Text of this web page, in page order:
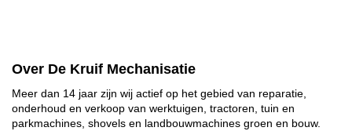
Over De Kruif Mechanisatie
Meer dan 14 jaar zijn wij actief op het gebied van reparatie,
onderhoud en verkoop van werktuigen, tractoren, tuin en
parkmachines, shovels en landbouwmachines groen en bouw.